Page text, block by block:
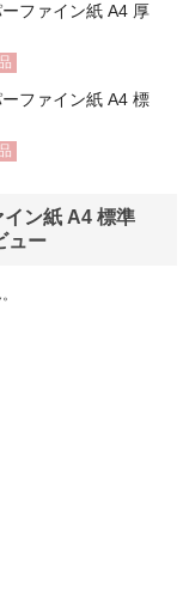
ファイン紙 A4 厚
ファイン紙 A4 標
ン紙 A4 標準
ュー